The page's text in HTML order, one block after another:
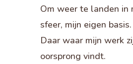
Om weer te landen in
sfeer, mijn eigen basis.
Daar waar mijn werk
oorsprong vindt.